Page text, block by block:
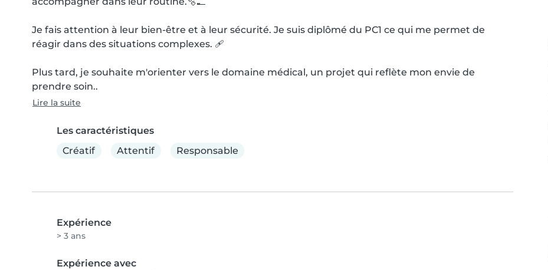
Je fais attention à leur bien-être et à leur sécurité. Je suis diplômé du PC1 ce qui me permet de
réagir dans des situations complexes. 🩹
Plus tard, je souhaite m'orienter vers le domaine médical, un projet qui reflète mon envie de
prendre soin..
Lire la suite
Les caractéristiques
Créatif
Attentif Responsable
Expérience
> 3 ans
Expérience avec